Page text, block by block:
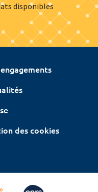
disponibles
des cookies